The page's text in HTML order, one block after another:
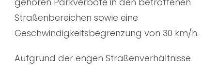
Straßenbereichen sowie eine
Geschwindigkeitsbegrenzung von 30 km/h.
Aufgrund der engen Straßenverhältnisse